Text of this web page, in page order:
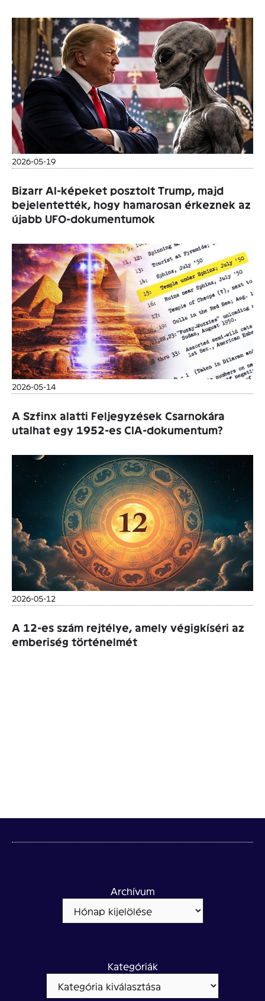
2026-05-19
Bizarr AI-képeket posztolt Trump, majd
bejelentették, hogy hamarosan érkeznek az
újabb UFO-dokumentumok
2026-05-14
A Szfinx alatti Feljegyzések Csarnokára
utalhat egy 1952-es CIA-dokumentum?
2026-05-12
A 12-es szám rejtélye, amely végigkíséri az
emberiség történelmét
Archívum
Kategóriák